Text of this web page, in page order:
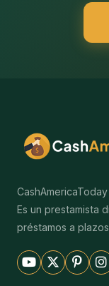
Es un prestamista
préstamos a